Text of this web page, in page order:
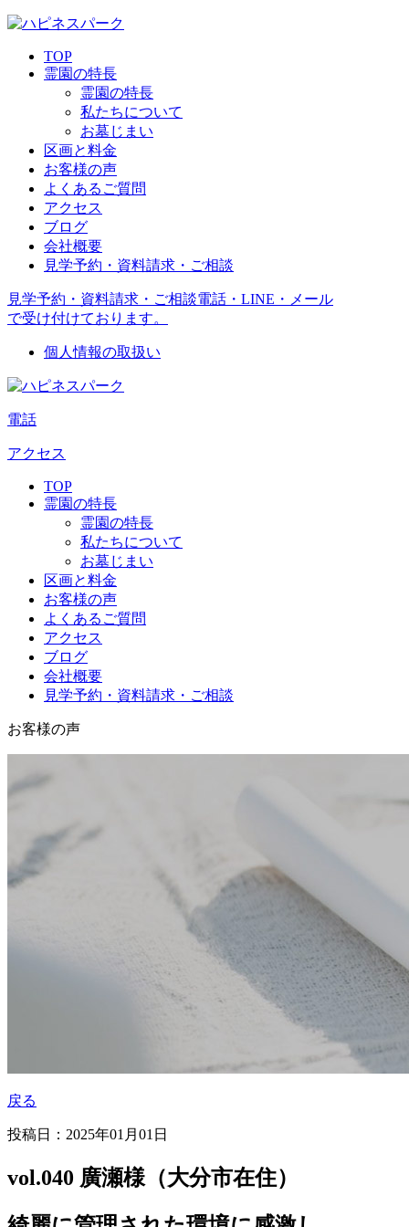
TOP
霊園の特長
霊園の特長
私たちについて
お墓じまい
区画と料金
お客様の声
よくあるご質問
アクセス
ブログ
会社概要
見学予約・資料請求・ご相談
見学予約・資料請求・ご相談電話・LINE・メール
で受け付けております。
個人情報の取扱い
電話
アクセス
TOP
霊園の特長
霊園の特長
私たちについて
お墓じまい
区画と料金
お客様の声
よくあるご質問
アクセス
ブログ
会社概要
見学予約・資料請求・ご相談
お客様の声
戻る
投稿日：2025年01月01日
vol.040 廣瀬様（大分市在住）